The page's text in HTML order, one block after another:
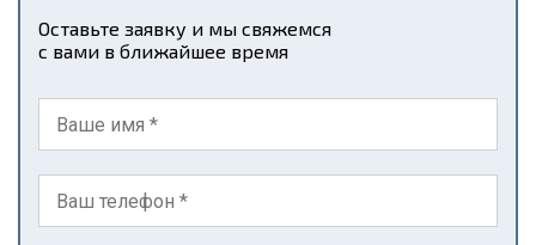
Оставьте заявку и мы свяжемся
с вами в ближайшее время